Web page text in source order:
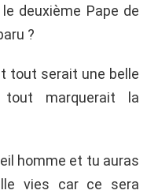
deuxième Pape de
?
tout serait une belle
marquerait la
homme et tu auras
vies car ce sera